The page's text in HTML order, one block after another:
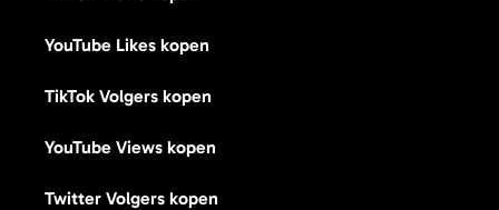
YouTube Likes kopen
TikTok Volgers kopen
YouTube Views kopen
Twitter Volgers kopen